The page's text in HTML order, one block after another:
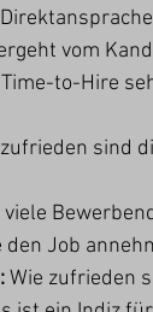
vom
to-Hire
sind
viele
Job
Wie zufrieden